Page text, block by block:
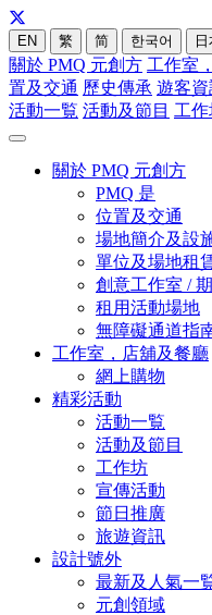
EN 繁 简 한국어
關於 PMQ 元創方 工作室
置及交通 歷史傳承 遊客資
活動一覧 活動及節目 工
關於 PMQ 元創方
PMQ 是
位置及交通
場地簡介及設
單位及場地租
創意工作室 /
租用活動場地
無障礙通道指
工作室，店舖及餐廳
網上購物
精彩活動
活動一覧
活動及節目
工作坊
宣傳活動
節日推廣
旅遊資訊
設計號外
最新及人氣一
元創領域